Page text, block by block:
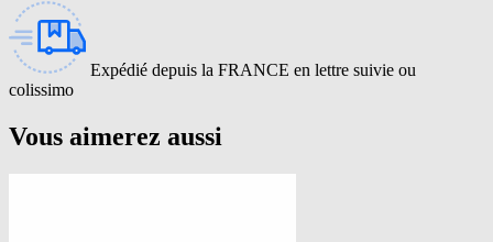
Expédié depuis la FRANCE en lettre suivie ou
colissimo
Vous aimerez aussi